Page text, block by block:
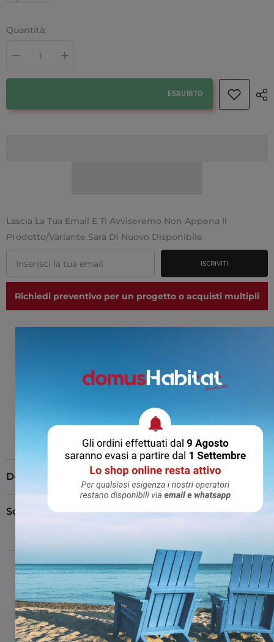
Quantità:
Diminuire la quantità per Nardi Net salotto da esterno
Aumenta la quantità per Nardi Net salotto da esterno
ESAURITO
Lascia La Tua Email E Ti Avviseremo Non Appena Il
Prodotto/variante Sarà Di Nuovo Disponibile
ISCRIVITI
Richiedi preventivo per un progetto o acquisti multipli
CONTATTACI
Descrizione
Scheda tecnica
PUOI ANCHE PRENDERE IN CONSIDERAZIONE: